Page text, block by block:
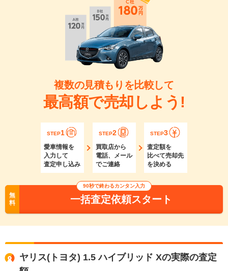
複数の見積もりを比較して
最高額で売却しよう!
STEP1
愛車情報を
入力して
査定申し込み
STEP2
買取店から
電話、メール
でご連絡
STEP3
査定額を
比べて売却先
を決める
無
料
90秒で終わるカンタン入力
一括査定依頼スタート
ヤリス(トヨタ) 1.5 ハイブリッド Xの実際の査定